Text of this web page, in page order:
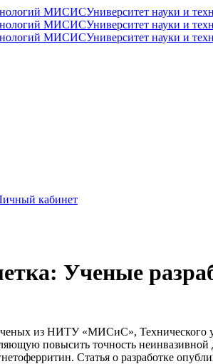
Университет науки и
Университет науки и
Университет науки и
кабинет
Ученые
из НИТУ «МИСиС», Технического
повысить точность
Статья о разработке